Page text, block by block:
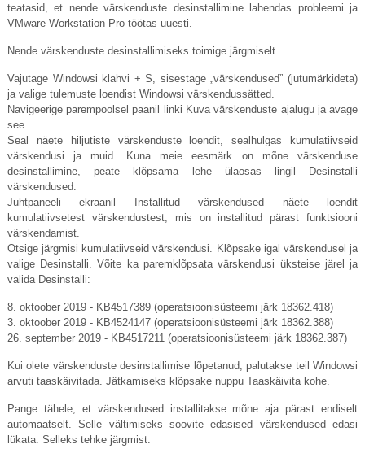
teatasid, et nende värskenduste desinstallimine lahendas probleemi ja
VMware Workstation Pro töötas uuesti.
Nende värskenduste desinstallimiseks toimige järgmiselt.
Vajutage Windowsi klahvi + S, sisestage „värskendused” (jutumärkideta)
ja valige tulemuste loendist Windowsi värskendussätted.
Navigeerige parempoolsel paanil linki Kuva värskenduste ajalugu ja avage
see.
Seal näete hiljutiste värskenduste loendit, sealhulgas kumulatiivseid
värskendusi ja muid. Kuna meie eesmärk on mõne värskenduse
desinstallimine, peate klõpsama lehe ülaosas lingil Desinstalli
värskendused.
Juhtpaneeli ekraanil Installitud värskendused näete loendit
kumulatiivsetest värskendustest, mis on installitud pärast funktsiooni
värskendamist.
Otsige järgmisi kumulatiivseid värskendusi. Klõpsake igal värskendusel ja
valige Desinstalli. Võite ka paremklõpsata värskendusi üksteise järel ja
valida Desinstalli:
8. oktoober 2019 - KB4517389 (operatsioonisüsteemi järk 18362.418)
3. oktoober 2019 - KB4524147 (operatsioonisüsteemi järk 18362.388)
26. september 2019 - KB4517211 (operatsioonisüsteemi järk 18362.387)
Kui olete värskenduste desinstallimise lõpetanud, palutakse teil Windowsi
arvuti taaskäivitada. Jätkamiseks klõpsake nuppu Taaskäivita kohe.
Pange tähele, et värskendused installitakse mõne aja pärast endiselt
automaatselt. Selle vältimiseks soovite edasised värskendused edasi
lükata. Selleks tehke järgmist.